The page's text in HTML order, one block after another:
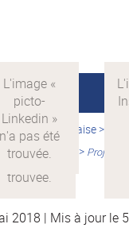
> Version française>
par ASLAN ?
> Projets
2018 | Mis à jour le